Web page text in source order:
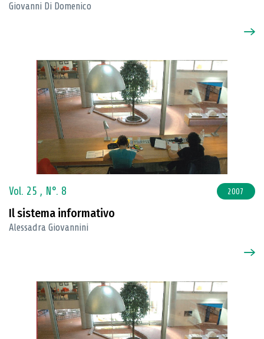
Giovanni Di Domenico
Vol. 25 , N°. 8 2007
Il sistema informativo
Alessadra Giovannini